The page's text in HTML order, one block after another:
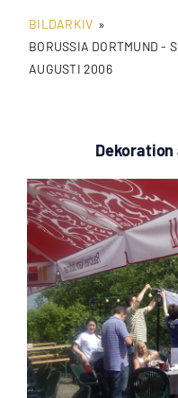
BILDARKIV »
BORUSSIA DORTMUND -
AUGUSTI 2006